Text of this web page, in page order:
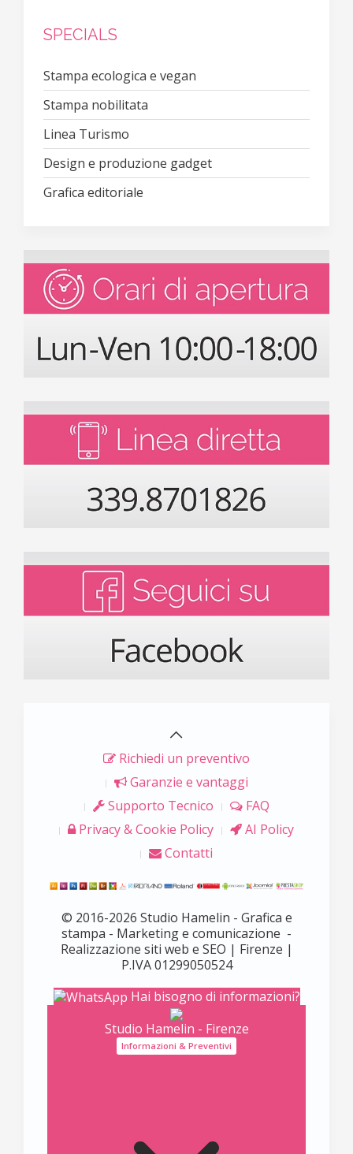
SPECIALS
Stampa ecologica e vegan
Stampa nobilitata
Linea Turismo
Design e produzione gadget
Grafica editoriale
Richiedi un preventivo
Garanzie e vantaggi
Supporto Tecnico
FAQ
Privacy & Cookie Policy
AI Policy
Contatti
© 2016-2026 Studio Hamelin - Grafica e
stampa - Marketing e comunicazione -
Realizzazione siti web e SEO | Firenze |
P.IVA 01299050524
Hai bisogno di informazioni?
Studio Hamelin - Firenze
Informazioni & Preventivi